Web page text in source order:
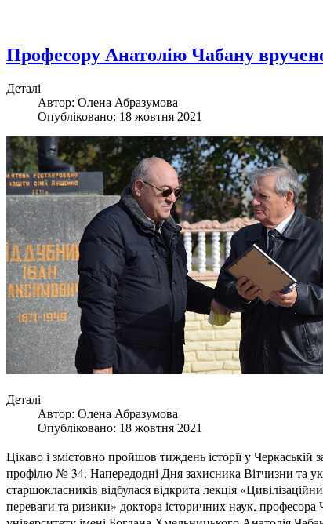
Професору Анатолію Чабану
Деталі
Автор: Олена Абразумова
Опубліковано: 18 жовтня 2021
Деталі
Автор: Олена Абразумова
Опубліковано: 18 жовтня 2021
Цікаво і змістовно пройшов тиждень історії у Черкаській
профілю № 34. Напередодні Дня захисника Вітчизни та
старшокласників відбулася відкрита лекція
переваги та ризики» доктора історичних наук, професора